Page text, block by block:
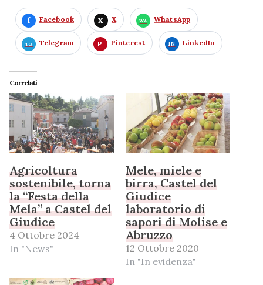
Facebook X WhatsApp
Telegram Pinterest LinkedIn
Correlati
Agricoltura
sostenibile, torna
la “Festa della
Mela” a Castel del
Giudice
4 Ottobre 2024
In "News"
Mele, miele e
birra, Castel del
Giudice
laboratorio di
sapori di Molise e
Abruzzo
12 Ottobre 2020
In "In evidenza"